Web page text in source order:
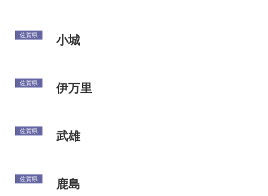
佐賀県 小城
佐賀県 伊万里
佐賀県 武雄
佐賀県 鹿島